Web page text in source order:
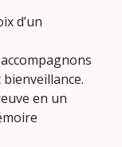
d’un
en un